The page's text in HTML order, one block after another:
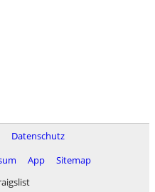
Datenschutz
App
Sitemap